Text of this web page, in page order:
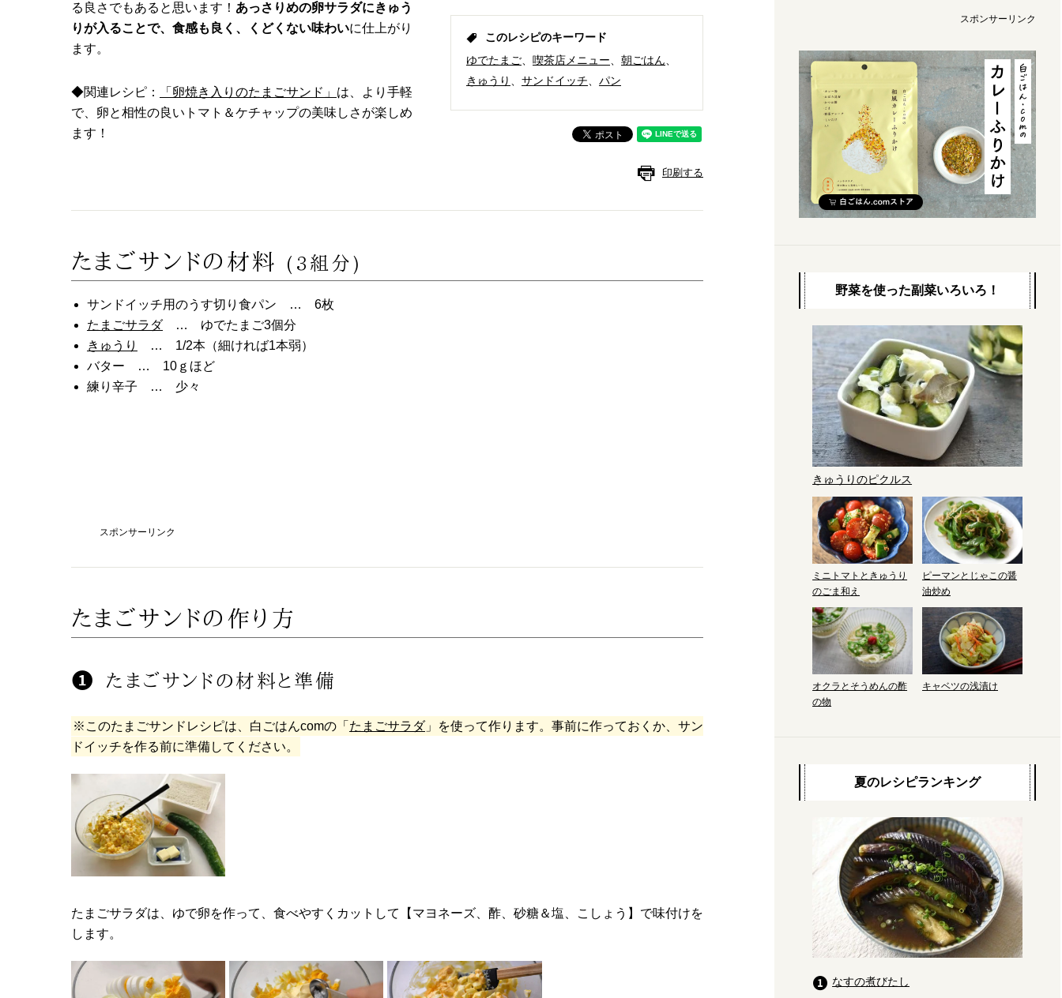
る良さでもあると思います！ あっさりめの卵サラダにきゅう
りが入ることで、食感も良く、くどくない味わいに仕上がり
ます。
◆関連レシピ： 「卵焼き入りのたまごサンド」 は、より手軽
で、卵と相性の良いトマト＆ケチャップの美味しさが楽しめ
ます！
このレシピのキーワード
ゆでたまご
喫茶店メニュー
朝ごはん
きゅうり
サンドイッチ パン
印刷する
たまごサンドの材料 (3組分)
サンドイッチ用のうす切り食パン … 6枚
たまごサラダ… ゆでたまご3個分
きゅうり
… 1/2本（細ければ1本弱）
バター … 10ｇほど
練り辛子 … 少々
スポンサーリンク
たまごサンドの作り方
たまごサンドの材料と準備
※このたまごサンドレシピは、白ごはんcomの「 たまごサラダ」を使って作ります。事前に作っておくか、サン
ドイッチを作る前に準備してください。
たまごサラダは、ゆで卵を作って、食べやすくカットして【マヨネーズ、酢、砂糖＆塩、こしょう】で味付けを
します。
スポンサーリンク
野菜を使った副菜いろいろ！
きゅうりのピクルス
ミニトマトときゅうり
のごま和え
ピーマンとじゃこの醤
油炒め
オクラとそうめんの酢
の物
キャベツの浅漬け
夏のレシピランキング
なすの煮びたし